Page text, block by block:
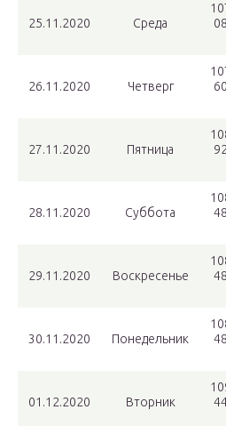
25.11.2020 Среда
26.11.2020 Четверг
27.11.2020 Пятница
28.11.2020 Суббота
29.11.2020 Воскресенье
30.11.2020 Понедельник
01.12.2020 Вторник